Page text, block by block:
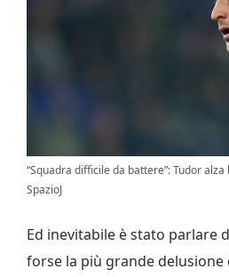
“Squadra difficile da battere”: Tudor alza
SpazioJ
Ed inevitabile è stato parlare
forse la più grande delusione